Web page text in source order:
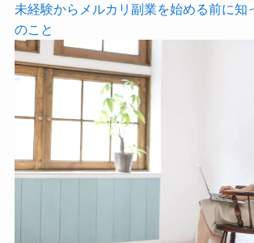
未経験からメルカリ副業を始める前に知
のこと